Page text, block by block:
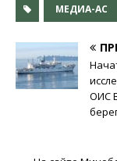
МЕДИА-АС
ОИС